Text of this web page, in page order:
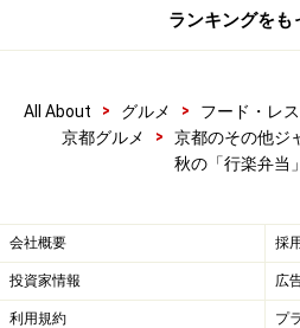
暇がかけらていることか。食
りの儚い弁当という存在にま
なるほどの仕事ぶりには、本当
見た目の美しさ、手の込みよ
ィ。木乃婦は店内で食べるのも
彩り鮮やかな京弁当を食べても
っと京弁当のレベルの高さが分
ランキングをも
All About > グルメ > フード・レ
京都グルメ
> 京都のその他ジ
秋の「行楽弁当
会社概要 採
投資家情報 広
利用規約 プ